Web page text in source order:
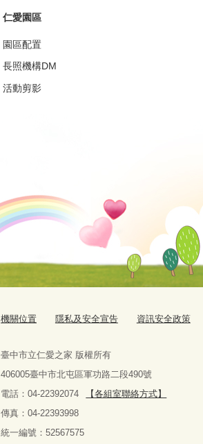
仁愛園區
園區配置
長照機構DM
活動剪影
機關位置 隱私及安全宣告 資訊安全政策
臺中市立仁愛之家 版權所有
406005臺中市北屯區軍功路二段490號
電話：04-22392074
【各組室聯絡方式】
傳真：04-22393998
統一編號：52567575